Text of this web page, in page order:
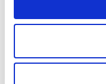
sit første job som
historiske artikler,
skønlitteraturen
journalistiske